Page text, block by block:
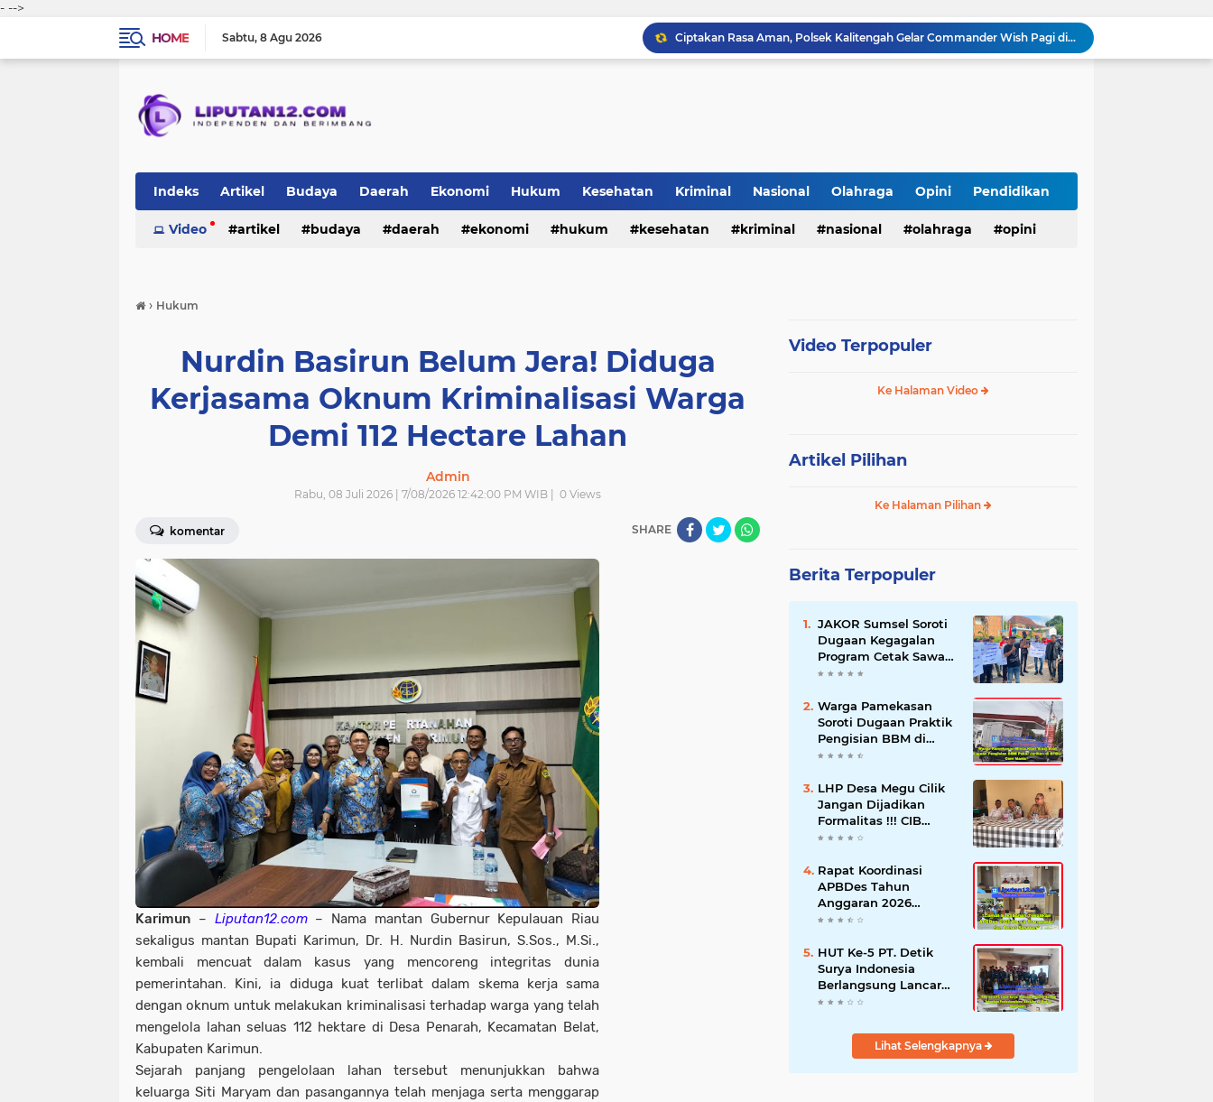
- -->
HOME
Sabtu 8 Agu 2026
Ciptakan Rasa Aman, Polsek Kalitengah Gelar Commander Wish Pagi di 3 Titik Rawan LAMONGAN
Kakanwil Ditjenpas Riau Resmi Buka Semarak HUT Ke-81 RI, Lapas Pasir Pangarayan Turunkan Tim Terbaik di Kakanwil Cup Mini Soccer
Warga Kelurahan Aur Kuning Payakumbuh Krisis Air Bersih, Distribusi PDAM Sering Mati Total.
Indeks Artikel Budaya Daerah Ekonomi Hukum Kesehatan Kriminal Nasional Olahraga Opini Pendidikan
Peristiwa Politik TNI-Polri sosial
Video artikel budaya daerah ekonomi hukum kesehatan kriminal nasional olahraga opini
› Hukum
Nurdin Basirun Belum Jera! Diduga
Kerjasama Oknum Kriminalisasi Warga
Demi 112 Hectare Lahan
Admin
Rabu, 08 Juli 2026 | 7/08/2026 12:42:00 PM WIB | 0 Views
komentar SHARE
Karimun – Liputan12.com– Nama mantan Gubernur Kepulauan Riau
sekaligus mantan Bupati Karimun, Dr. H. Nurdin Basirun, S.Sos., M.Si.,
kembali mencuat dalam kasus yang mencoreng integritas dunia
pemerintahan. Kini, ia diduga kuat terlibat dalam skema kerja sama
dengan oknum untuk melakukan kriminalisasi terhadap warga yang telah
mengelola lahan seluas 112 hektare di Desa Penarah, Kecamatan Belat,
Kabupaten Karimun.
Sejarah panjang pengelolaan lahan tersebut menunjukkan bahwa
keluarga Siti Maryam dan pasangannya telah menjaga serta menggarap
Video Terpopuler
Ke Halaman Video
Artikel Pilihan
Ke Halaman Pilihan
Berita Terpopuler
JAKOR Sumsel Soroti
Dugaan Kegagalan
Program Cetak Sawah
Rp105 Miliar di Ogan
Pertanian Mundur
Warga Pamekasan
Soroti Dugaan Praktik
Pengisian BBM di
SPBU Cem Manis,
Pengawasan
LHP Desa Megu Cilik
Jangan Dijadikan
Formalitas !!! CIB
Desak Inspektorat
dan Hentikan Dugaan
Permainan Oknum
Rapat Koordinasi
APBDes Tahun
Anggaran 2026
Semester II,
Sokobanah Libatkan 12
Desa
HUT Ke-5 PT. Detik
Surya Indonesia
Berlangsung Lancar
dan Profesional,
Wartawan
Lihat Selengkapnya